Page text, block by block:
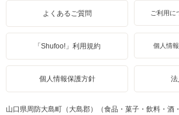
よくあるご質問 ご利用に
「Shufoo!」利用規約 個人情
個人情報保護方針
山口県周防大島町（大島郡）（食品・菓子・飲料・酒